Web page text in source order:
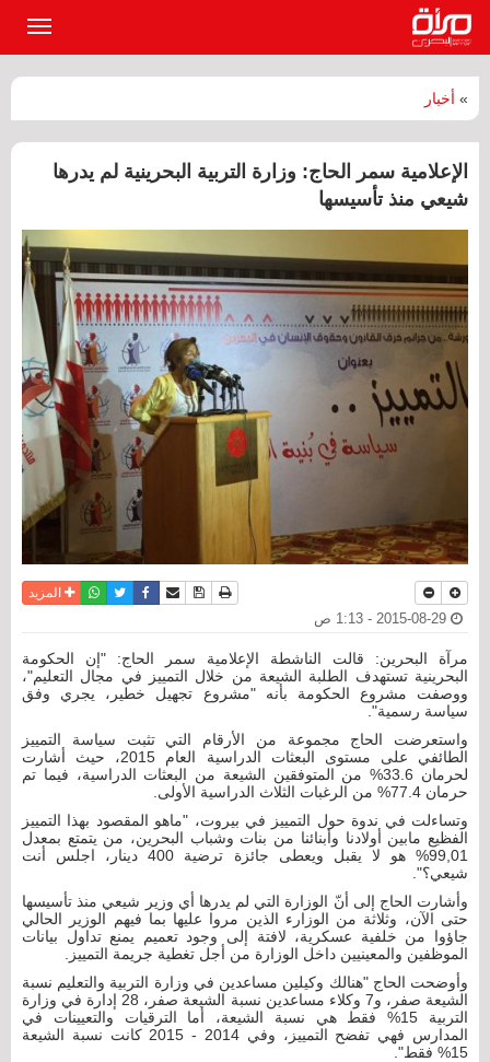
» أخبار
الإعلامية سمر الحاج: وزارة التربية البحرينية لم يدرها
شيعي منذ تأسيسها
نسخة للطباعة
حفظ الموضوع
أرسل الى صديق
فيسبوكتويترواتسابالمزيد
مرآة البحرين: قالت الناشطة الإعلامية سمر الحاج: "إن الحكومة
البحرينية تستهدف الطلبة الشيعة من خلال التمييز في مجال التعليم"،
ووصفت مشروع الحكومة بأنه "مشروع تجهيل خطير، يجري وفق
سياسة رسمية".
واستعرضت الحاج مجموعة من الأرقام التي تثبت سياسة التمييز
الطائفي على مستوى البعثات الدراسية العام 2015، حيث أشارت
لحرمان 33.6% من المتوفقين الشيعة من البعثات الدراسية، فيما تم
حرمان 77.4% من الرغبات الثلاث الدراسية الأولى.
وتساءلت في ندوة حول التمييز في بيروت، "ماهو المقصود بهذا التمييز
الفظيع مابين أولادنا وأبنائنا من بنات وشباب البحرين، من يتمتع بمعدل
99,01% هو لا يقبل ويعطى جائزة ترضية 400 دينار، اجلس أنت
شيعي؟".
وأشارت الحاج إلى أنّ الوزارة التي لم يدرها أي وزير شيعي منذ تأسيسها
حتى الآن، وثلاثة من الوزارء الذين مروا عليها بما فيهم الوزير الحالي
جاؤوا من خلفية عسكرية، لافتة إلى وجود تعميم يمنع تداول بيانات
الموظفين والمعينيين داخل الوزارة من أجل تغطية جريمة التمييز.
وأوضحت الحاج "هنالك وكيلين مساعدين في وزارة التربية والتعليم نسبة
الشيعة صفر، و7 وكلاء مساعدين نسبة الشيعة صفر، 28 إدارة في وزارة
التربية 15% فقط هي نسبة الشيعة، أما الترقيات والتعيينات في
المدارس فهي تفضح التمييز، وفي 2014 - 2015 كانت نسبة الشيعة
15% فقط".